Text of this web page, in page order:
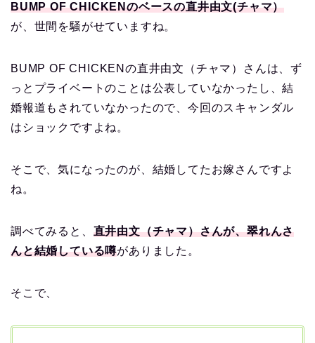
BUMP OF CHICKENのベースの直井由文(チャマ）
が、世間を騒がせていますね。
BUMP OF CHICKENの直井由文（チャマ）さんは、ず
っとプライベートのことは公表していなかったし、結
婚報道もされていなかったので、今回のスキャンダル
はショックですよね。
そこで、気になったのが、結婚してたお嫁さんですよ
ね。
調べてみると、 直井由文（チャマ）さんが、翠れんさ
んと結婚している噂がありました。
そこで、